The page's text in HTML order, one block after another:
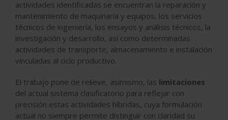
actividades identificadas se encuentran la reparación y
mantenimiento de maquinaria y equipos, los servicios
técnicos de ingeniería, los ensayos y análisis técnicos, la
investigación y desarrollo, así como determinadas
actividades de transporte, almacenamiento e instalación
vinculadas al ciclo productivo.
El trabajo pone de relieve, asimismo, las limitaciones
del actual sistema clasificatorio para reflejar con
precisión estas actividades híbridas, cuya formulación
actual no siempre permite distinguir con claridad su